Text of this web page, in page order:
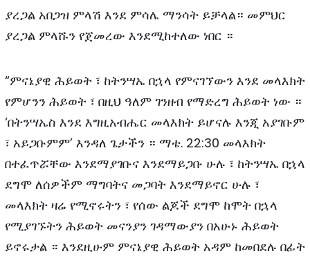
ያረጋል አበጋዝ ምላሽ እንደ ምሳሌ ማንሳት ይቻላል። መምህር
ያረጋል ምላሹን የጀመረው እንደሚከተለው ነበር ።
“ምናኔያዊ ሕይወት ፣ ከትንሣኤ በኋላ የምናገኘውን እንደ መላእክት
የምሆንን ሕይወት ፣ በዚህ ዓለም ገንዘብ የማድረግ ሕይወት ነው ።
‘በትንሣኤስ እንደ እግዚአብሔር መላእክት ይሆናሉ እንጂ አያገቡም
፣ አይጋቡምም’ እንዳለ ጌታችን ። ማቴ. 22:30 መላእክት
በተፈጥሯቸው እንደማያገቡና እንደማይጋቡ ሁሉ ፣ ከትንሣኤ በኋላ
ደግሞ ለሰዎችም ማግባትና መጋባት እንደማይኖር ሁሉ ፣
መላእክት ዛሬ የሚኖሩትን ፣ የሰው ልጆች ደግሞ ከሞት በኋላ
የሚያገኙትን ሕይወት መናንያን ገዳማውያን በአሁኑ ሕይወት
ይኖሩታል ። እንደዚሁም ምናኔያዊ ሕይወት አዳም ከመበደሉ በፊት